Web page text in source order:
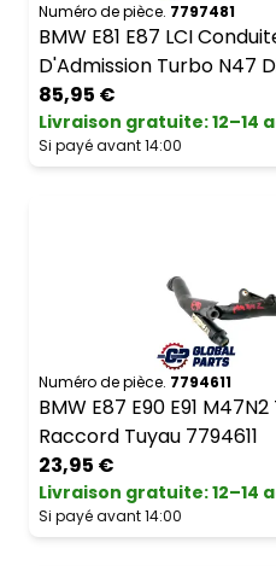
Numéro de pièce. 7797481
BMW E81 E87 LCI
D'Admission Turbo N47
85,95 €
Livraison gratuite:12–14
Si payé avant 14:00
Numéro de pièce. 7794611
BMW E87 E90 E91
Raccord Tuyau 7794611
23,95 €
Livraison gratuite:12–14
Si payé avant 14:00